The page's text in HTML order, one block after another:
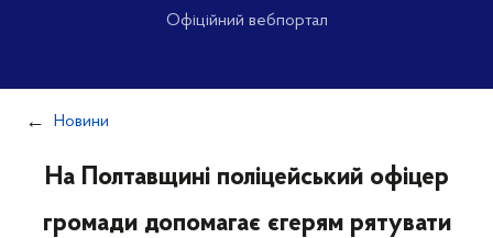
Офіційний вебпортал
Новини
На Полтавщині поліцейський офіцер
громади допомагає єгерям рятувати